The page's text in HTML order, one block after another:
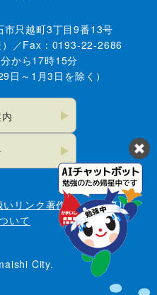
只越町3丁目9番13号
／Fax：0193-22-2686
から17時15分
日～1月3日を除く）
い リンク著作権・免責事項
いて
City.